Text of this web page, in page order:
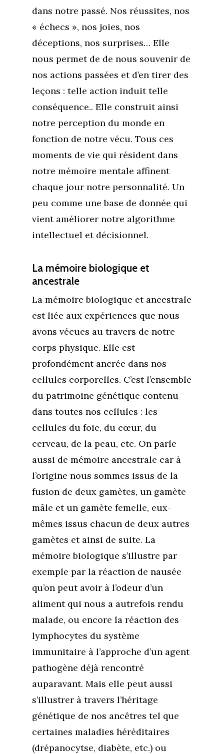
dans notre passé. Nos réussites, nos
« échecs », nos joies, nos
déceptions, nos surprises… Elle
nous permet de de nous souvenir de
nos actions passées et d’en tirer des
leçons : telle action induit telle
conséquence.. Elle construit ainsi
notre perception du monde en
fonction de notre vécu. Tous ces
moments de vie qui résident dans
notre mémoire mentale affinent
chaque jour notre personnalité. Un
peu comme une base de donnée qui
vient améliorer notre algorithme
intellectuel et décisionnel.
La mémoire biologique et
ancestrale
La mémoire biologique et ancestrale
est liée aux expériences que nous
avons vécues au travers de notre
corps physique. Elle est
profondément ancrée dans nos
cellules corporelles. C’est l’ensemble
du patrimoine génétique contenu
dans toutes nos cellules : les
cellules du foie, du cœur, du
cerveau, de la peau, etc. On parle
aussi de mémoire ancestrale car à
l’origine nous sommes issus de la
fusion de deux gamètes, un gamète
mâle et un gamète femelle, eux-
mêmes issus chacun de deux autres
gamètes et ainsi de suite. La
mémoire biologique s’illustre par
exemple par la réaction de nausée
qu’on peut avoir à l’odeur d’un
aliment qui nous a autrefois rendu
malade, ou encore la réaction des
lymphocytes du système
immunitaire à l’approche d’un agent
pathogène déjà rencontré
auparavant. Mais elle peut aussi
s’illustrer à travers l’héritage
génétique de nos ancêtres tel que
certaines maladies héréditaires
(drépanocytse, diabète, etc.) ou